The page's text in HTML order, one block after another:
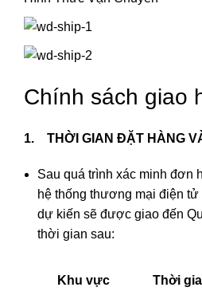
Chính sách giao
1. THỜI GIAN ĐẶT HÀNG
Sau quá trình xác minh đơn
hệ thống thương mại điện tử
dự kiến sẽ được giao đến
thời gian sau:
Khu vực Thời